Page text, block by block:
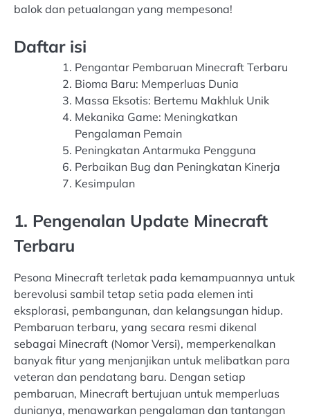
balok dan petualangan yang mempesona!
Daftar isi
Pengantar Pembaruan Minecraft Terbaru
Bioma Baru: Memperluas Dunia
Massa Eksotis: Bertemu Makhluk Unik
Mekanika Game: Meningkatkan
Pengalaman Pemain
Peningkatan Antarmuka Pengguna
Perbaikan Bug dan Peningkatan Kinerja
Kesimpulan
1. Pengenalan Update Minecraft
Terbaru
Pesona Minecraft terletak pada kemampuannya untuk
berevolusi sambil tetap setia pada elemen inti
eksplorasi, pembangunan, dan kelangsungan hidup.
Pembaruan terbaru, yang secara resmi dikenal
sebagai Minecraft (Nomor Versi), memperkenalkan
banyak fitur yang menjanjikan untuk melibatkan para
veteran dan pendatang baru. Dengan setiap
pembaruan, Minecraft bertujuan untuk memperluas
dunianya, menawarkan pengalaman dan tantangan